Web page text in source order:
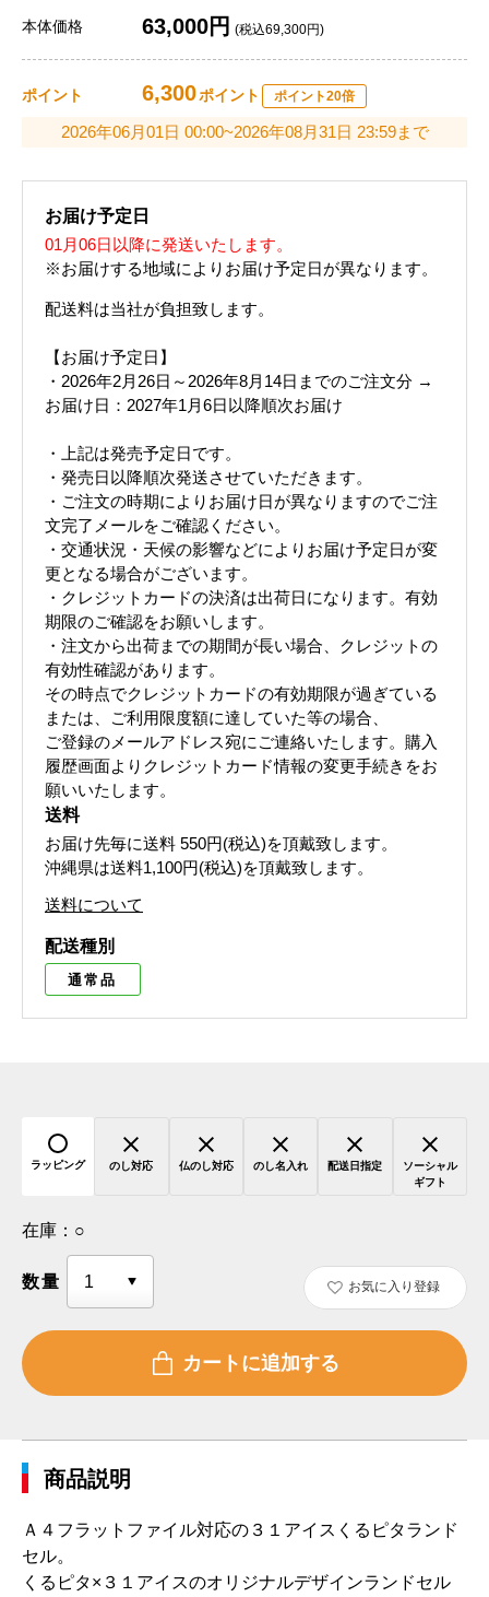
本体価格 63,000円 (税込69,300円)
ポイント 6,300ポイント ポイント20倍
2026年06月01日 00:00~2026年08月31日 23:59まで
お届け予定日
01月06日以降に発送いたします。
※お届けする地域によりお届け予定日が異なります。
配送料は当社が負担致します。
【お届け予定日】
・2026年2月26日～2026年8月14日までのご注文分 →
お届け日：2027年1月6日以降順次お届け
・上記は発売予定日です。
・発売日以降順次発送させていただきます。
・ご注文の時期によりお届け日が異なりますのでご注
文完了メールをご確認ください。
・交通状況・天候の影響などによりお届け予定日が変
更となる場合がございます。
・クレジットカードの決済は出荷日になります。有効
期限のご確認をお願いします。
・注文から出荷までの期間が長い場合、クレジットの
有効性確認があります。
その時点でクレジットカードの有効期限が過ぎている
または、ご利用限度額に達していた等の場合、
ご登録のメールアドレス宛にご連絡いたします。購入
履歴画面よりクレジットカード情報の変更手続きをお
願いいたします。
送料
お届け先毎に送料 550円(税込)を頂戴致します。
沖縄県は送料1,100円(税込)を頂戴致します。
送料について
配送種別
通常品
ラッピング のし対応 仏のし対応 のし名入れ 配送日指定
ソーシャル
ギフト
在庫： ○
数量 お気に入り登録
商品説明
Ａ４フラットファイル対応の３１アイスくるピタランド
セル。
くるピタ×３１アイスのオリジナルデザインランドセル